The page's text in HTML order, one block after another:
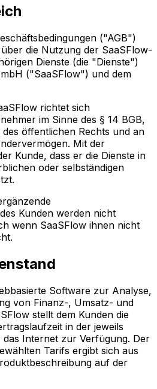
("AGB")
die Nutzung der SaaSFlow-
Dienste (die "Dienste")
("SaaSFlow") und dem
richtet sich
im Sinne des § 14 BGB,
öffentlichen Rechts und an
Mit der
Kunde, dass er die Dienste in
oder selbständigen
Kunden werden nicht
wenn SaaSFlow ihnen nicht
Software zur Analyse,
von Finanz-, Umsatz- und
stellt dem Kunden die
in der jeweils
Internet zur Verfügung. Der
Tarifs ergibt sich aus
auf der